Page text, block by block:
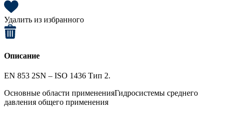
Удалить из избранного
Описание
EN 853 2SN – ISO 1436 Тип 2.
Основные области примененияГидросистемы среднего
давления общего применения